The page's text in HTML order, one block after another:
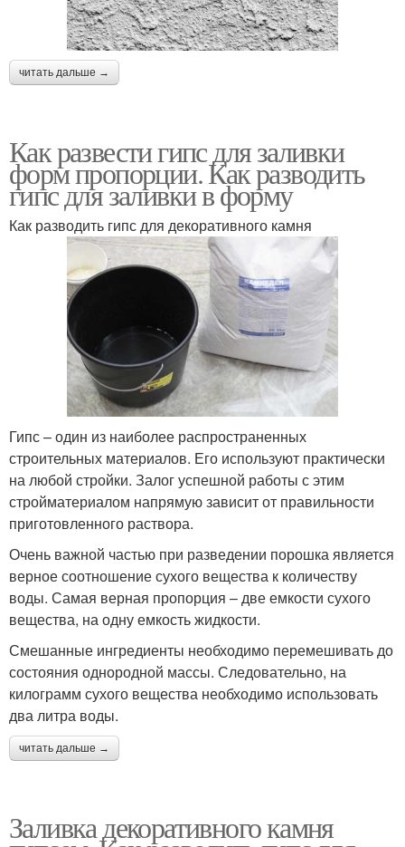
читать дальше →
Как развести гипс для заливки
форм пропорции. Как разводить
гипс для заливки в форму
Как разводить гипс для декоративного камня
Гипс – один из наиболее распространенных
строительных материалов. Его используют практически
на любой стройки. Залог успешной работы с этим
стройматериалом напрямую зависит от правильности
приготовленного раствора.
Очень важной частью при разведении порошка является
верное соотношение сухого вещества к количеству
воды. Самая верная пропорция – две емкости сухого
вещества, на одну емкость жидкости.
Смешанные ингредиенты необходимо перемешивать до
состояния однородной массы. Следовательно, на
килограмм сухого вещества необходимо использовать
два литра воды.
читать дальше →
Заливка декоративного камня